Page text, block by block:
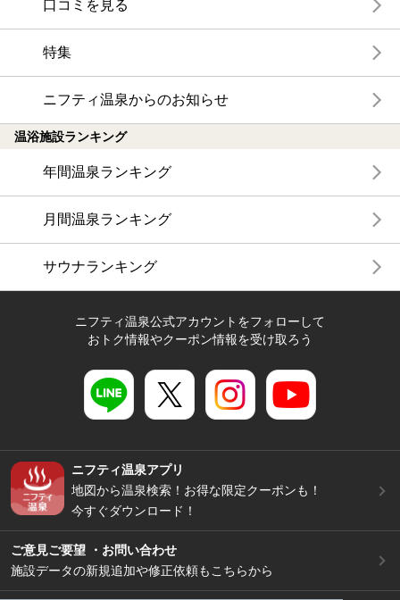
口コミを見る
特集
ニフティ温泉からのお知らせ
温浴施設ランキング
年間温泉ランキング
月間温泉ランキング
サウナランキング
ニフティ温泉公式アカウントをフォローして
おトク情報やクーポン情報を受け取ろう
ニフティ温泉アプリ
地図から温泉検索！お得な限定クーポンも！
今すぐダウンロード！
ご意見ご要望 ・お問い合わせ
施設データの新規追加や修正依頼もこちらから